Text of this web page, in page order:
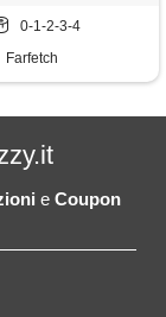
0-1-2-3-4
Farfetch
e Coupon